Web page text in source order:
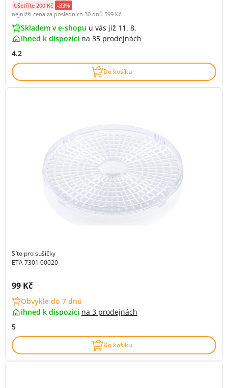
Ušetříte 200 Kč -33%
nejnižší cena za posledních 30 dnů 599 Kč
Skladem v e-shopu u vás již 11. 8.
ihned k dispozici na 35 prodejnách
4.2
Do košíku
Síto pro sušičky
ETA 7301 00020
Cena s DPH:
99 Kč
Obvykle do 7 dnů
ihned k dispozici na 3 prodejnách
5
Do košíku